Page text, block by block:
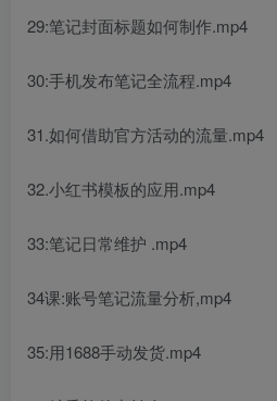
29:笔记封面标题如何制作.mp4
30:手机发布笔记全流程.mp4
31.如何借助官方活动的流量.mp4
32.小红书模板的应用.mp4
33:笔记日常维护 .mp4
34课:账号笔记流量分析,mp4
35:用1688手动发货.mp4